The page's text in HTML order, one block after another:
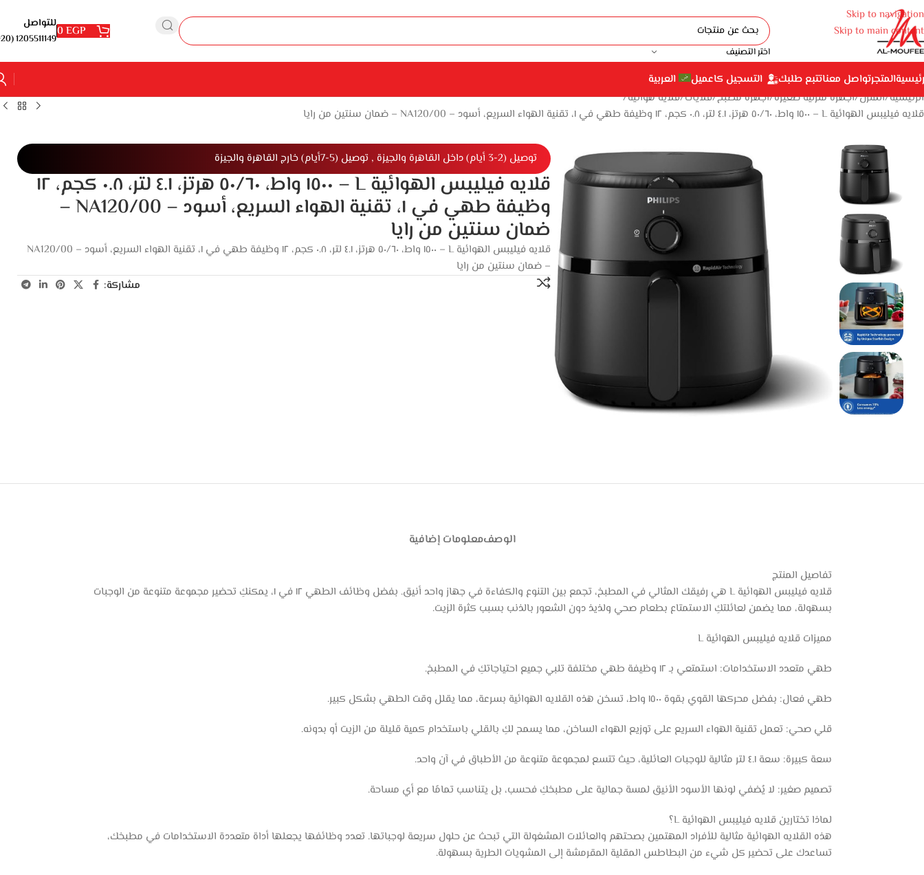
Skip to navigation
Skip to main content
اختر التصنيف
0EGP للتواصل
1205511149 (20+)
المتجرتواصل معناتتبع طلبك التسجيل كاعميل
العربية
الرئيسية المنزل أجهزة منزلية صغيرة أجهزة مطبخ قلايات قلاية هوائية
قلايه فيليبس الهوائية L – ١٥٠٠ واط، ٥٠/٦٠ هرتز، ٤.١ لتر، ٠.٨ كجم، ١٢ وظيفة طهي في ١، تقنية الهواء السريع، أسود – NA120/00 – ضمان سنتين من رايا
توصيل (2-3 أيام) داخل القاهرة والجيزة , توصيل (5-7أيام) خارج القاهرة والجيزة
قلايه فيليبس الهوائية L – ١٥٠٠ واط، ٥٠/٦٠ هرتز، ٤.١ لتر، ٠.٨ كجم، ١٢
وظيفة طهي في ١، تقنية الهواء السريع، أسود – NA120/00 –
ضمان سنتين من رايا
قلايه فيليبس الهوائية L – ١٥٠٠ واط، ٥٠/٦٠ هرتز، ٤.١ لتر، ٠.٨ كجم، ١٢ وظيفة طهي في ١، تقنية الهواء السريع، أسود – NA120/00
– ضمان سنتين من رايا
مشاركة:
الوصفمعلومات إضافية
تفاصيل المنتج
قلايه فيليبس الهوائية L هي رفيقك المثالي في المطبخ، تجمع بين التنوع والكفاءة في جهاز واحد أنيق. بفضل وظائف الطهي ١٢ في ١، يمكنكِ تحضير مجموعة متنوعة من الوجبات
بسهولة، مما يضمن لعائلتكِ الاستمتاع بطعام صحي ولذيذ دون الشعور بالذنب بسبب كثرة الزيت.
مميزات قلايه فيليبس الهوائية L
طهي متعدد الاستخدامات: استمتعي بـ ١٢ وظيفة طهي مختلفة تلبي جميع احتياجاتكِ في المطبخ.
طهي فعال: بفضل محركها القوي بقوة ١٥٠٠ واط، تسخن هذه القلايه الهوائية بسرعة، مما يقلل وقت الطهي بشكل كبير.
قلي صحي: تعمل تقنية الهواء السريع على توزيع الهواء الساخن، مما يسمح لكِ بالقلي باستخدام كمية قليلة من الزيت أو بدونه.
سعة كبيرة: سعة ٤.١ لتر مثالية للوجبات العائلية، حيث تتسع لمجموعة متنوعة من الأطباق في آن واحد.
تصميم صغير: لا يُضفي لونها الأسود الأنيق لمسة جمالية على مطبخكِ فحسب، بل يتناسب تمامًا مع أي مساحة.
لماذا تختارين قلايه فيليبس الهوائية L؟
هذه القلايه الهوائية مثالية للأفراد المهتمين بصحتهم والعائلات المشغولة التي تبحث عن حلول سريعة لوجباتها. تعدد وظائفها يجعلها أداة متعددة الاستخدامات في مطبخك،
تساعدك على تحضير كل شيء من البطاطس المقلية المقرمشة إلى المشويات الطرية بسهولة.